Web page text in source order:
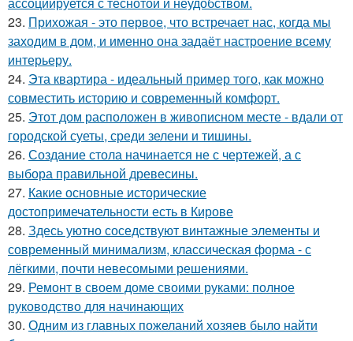
23. Прихожая - это первое, что встречает нас, когда мы
заходим в дом, и именно она задаёт настроение всему
интерьеру.
24. Эта квартира - идеальный пример того, как можно
совместить историю и современный комфорт.
25. Этот дом расположен в живописном месте - вдали от
городской суеты, среди зелени и тишины.
26. Создание стола начинается не с чертежей, а с
выбора правильной древесины.
27. Какие основные исторические
достопримечательности есть в Кирове
28. Здесь уютно соседствуют винтажные элементы и
современный минимализм, классическая форма - с
лёгкими, почти невесомыми решениями.
29. Ремонт в своем доме своими руками: полное
руководство для начинающих
30. Одним из главных пожеланий хозяев было найти